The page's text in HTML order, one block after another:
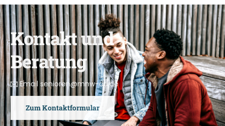
Kontaktund
Beratung
Email senioren@mnw-dd.de
Zum Kontaktformular